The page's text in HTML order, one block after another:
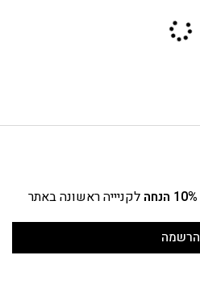
10% הנחה לקניייה ראשונה באתר
הרשמה